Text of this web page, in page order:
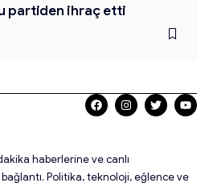
partiden ihraç etti
haberlerine ve canlı
Politika, teknoloji, eğlence ve